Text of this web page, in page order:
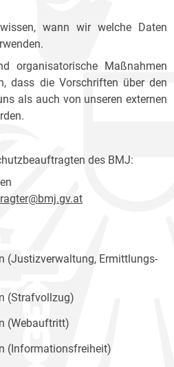
wann wir welche Daten
organisatorische Maßnahmen
dass die Vorschriften über den
als auch von unseren externen
des BMJ:
(Justizverwaltung, Ermittlungs-
(Strafvollzug)
(Webauftritt)
(Informationsfreiheit)